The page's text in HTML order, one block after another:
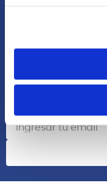
Redes Sociales